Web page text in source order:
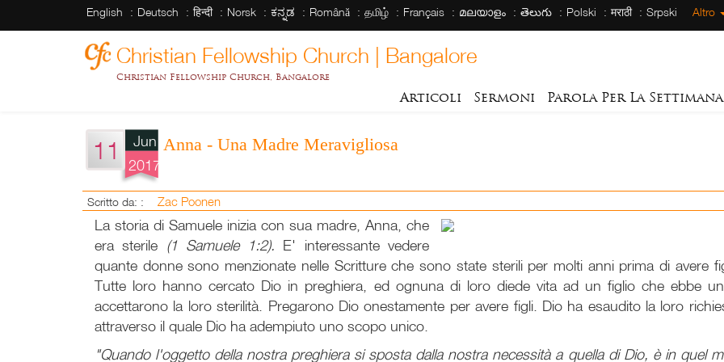
English Deutsch हिन्दी Norsk ಕನ್ನಡ Română தமிழ் Français മലയാളം తెలుగు Polski मराठी Srpski Altro
Christian Fellowship Church | Bangalore
Christian Fellowship Church, Bangalore
Articoli Sermoni Parola Per La Settimana
11
Jun
2017
Anna - Una Madre Meravigliosa
Scritto da: : Zac Poonen
La storia di Samuele inizia con sua madre, Anna, che
era sterile (1 Samuele 1:2). E' interessante vedere
quante donne sono menzionate nelle Scritture che sono state sterili per molti anni prima di avere
Tutte loro hanno cercato Dio in preghiera, ed ognuna di loro diede vita ad un figlio che ebbe
accettarono la loro sterilità. Pregarono Dio onestamente per avere figli. Dio ha esaudito la loro
attraverso il quale Dio ha adempiuto uno scopo unico.
"Quando l'oggetto della nostra preghiera si sposta dalla nostra necessità a quella di Dio, è in quel